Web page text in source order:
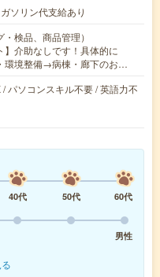
ソリン代支給あり
検品、商品管理）
】介助なしです！具体的に
環境整備→病棟・廊下のお…
パソコンスキル不要 / 英語力不
40代 50代
60代
男性